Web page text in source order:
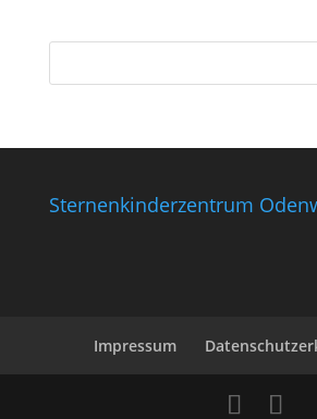
Sternenkinderzentrum
Impressum